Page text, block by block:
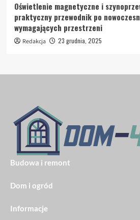
Oświetlenie magnetyczne i
praktyczny przewodnik po
wymagających przestrzeni
Redakcja 23 grudnia, 2025
Budowa i remont
Dom i ogród
Informacje